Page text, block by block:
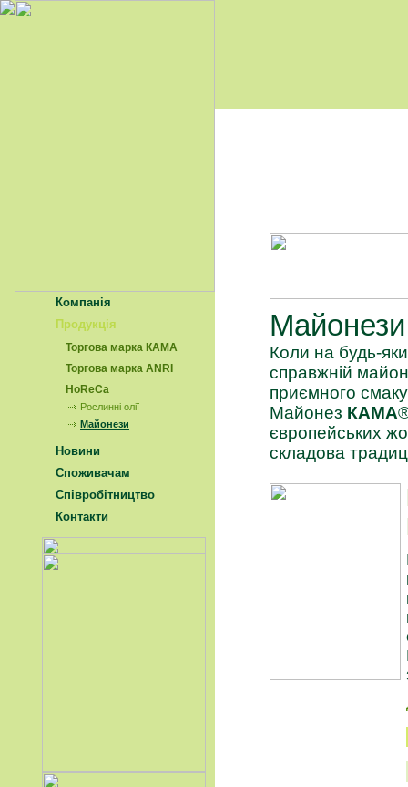
Компанія
Продукція
Торгова марка КАМА
Торгова марка АNRI
HoReCa
Рослинні олії
Майонези
Новини
Споживачам
Співробітництво
Контакти
Коли на будь-
справжній
приємного
Майонез КАМА
європейських
складова